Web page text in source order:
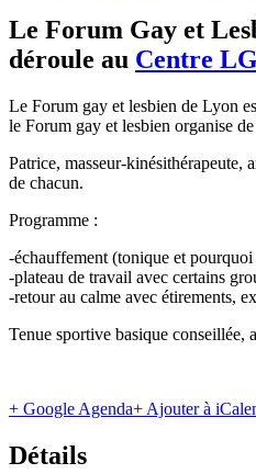
Le Forum Gay et
déroule au Centre
Le Forum gay et lesbien de Lyon
le Forum gay et lesbien organise
Patrice, masseur-kinésithérapeute,
de chacun.
Programme :
-échauffement (tonique et
-plateau de travail avec certains
-retour au calme avec étirements,
Tenue sportive basique conseillée,
+ Google Agenda+ Ajouter à
Détails